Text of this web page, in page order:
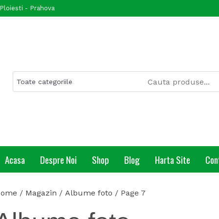
Ploiesti - Prahova
Acasa Despre Noi Shop Blog Harta Site
/ Magazin / Albume foto / Page 7